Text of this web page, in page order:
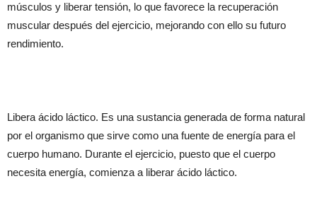
músculos y liberar tensión, lo que favorece la recuperación
muscular después del ejercicio, mejorando con ello su futuro
rendimiento.
Libera ácido láctico. Es una sustancia generada de forma natural
por el organismo que sirve como una fuente de energía para el
cuerpo humano. Durante el ejercicio, puesto que el cuerpo
necesita energía, comienza a liberar ácido láctico.